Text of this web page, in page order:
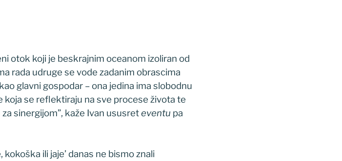
otok koji je beskrajnim oceanom izoliran od
rada udruge se vode zadanim obrascima
glavni gospodar – ona jedina ima slobodnu
koja se reflektiraju na sve procese života te
sinergijom”, kaže Ivan ususreteventu pa
ili jaje’ danas ne bismo znali